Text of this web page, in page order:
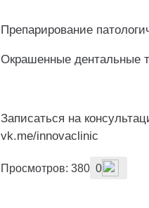
Препарирование
Окрашенные дентальные
Записаться на
vk.me/innovaclinic
Просмотров: 380 0